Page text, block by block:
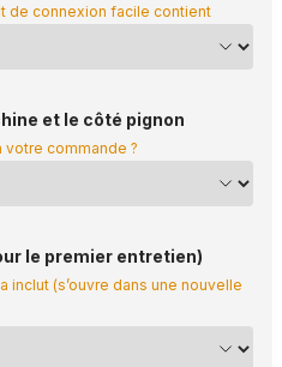
de connexion facile contient
et le côté pignon
commande ?
le premier entretien)
inclut (s’ouvre dans une nouvelle